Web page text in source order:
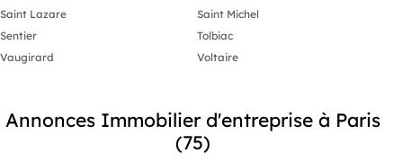
Saint Lazare
Saint Michel
Sentier
Tolbiac
Vaugirard
Voltaire
Annonces Immobilier d'entreprise à Paris
(75)